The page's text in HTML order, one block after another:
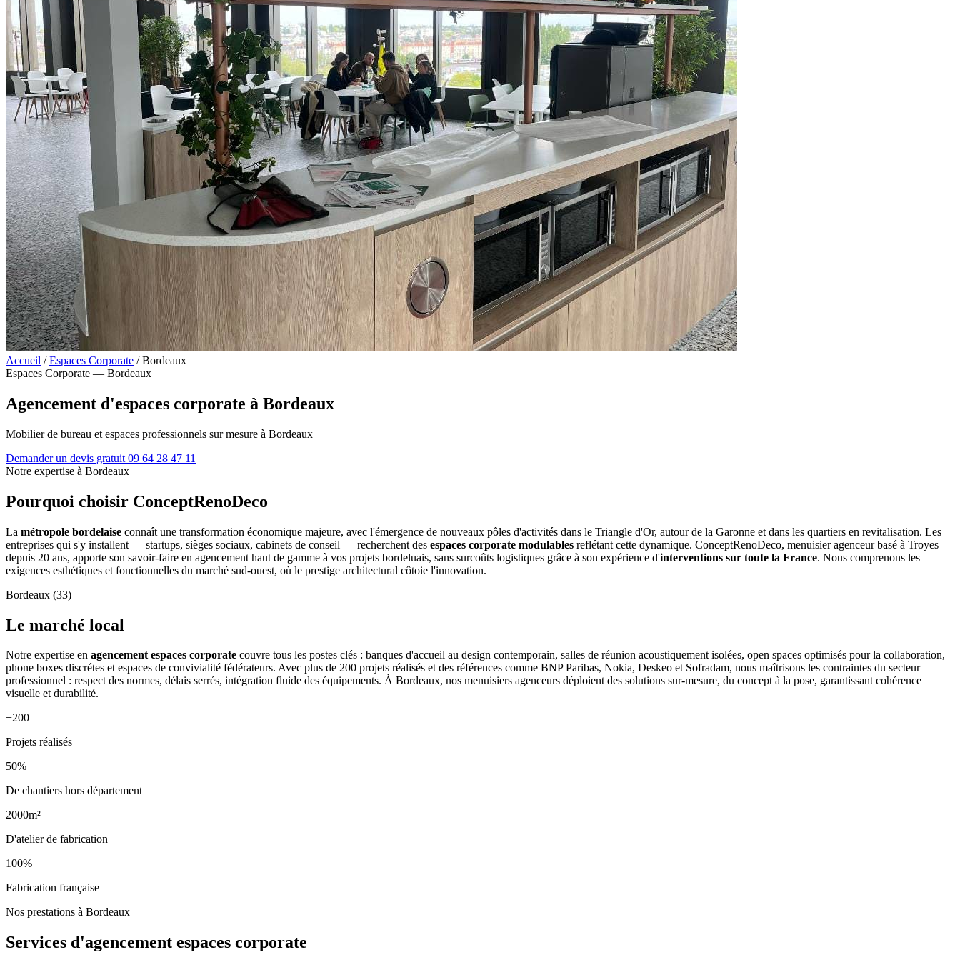
Accueil / Espaces Corporate / Bordeaux
Espaces Corporate — Bordeaux
Agencement d'espaces corporate à Bordeaux
Mobilier de bureau et espaces professionnels sur mesure à Bordeaux
Demander un devis gratuit 09 64 28 47 11
Notre expertise à Bordeaux
Pourquoi choisir ConceptRenoDeco
La métropole bordelaise connaît une transformation économique majeure, avec l'émergence de nouveaux pôles d'activités dans le Triangle d'Or, autour de la Garonne et dans les quartiers en revitalisation. Les
entreprises qui s'y installent — startups, sièges sociaux, cabinets de conseil — recherchent des espaces corporate modulables reflétant cette dynamique. ConceptRenoDeco, menuisier agenceur basé à Troyes
depuis 20 ans, apporte son savoir-faire en agencement haut de gamme à vos projets bordeluais, sans surcoûts logistiques grâce à son expérience d'interventions sur toute la France. Nous comprenons les
exigences esthétiques et fonctionnelles du marché sud-ouest, où le prestige architectural côtoie l'innovation.
Bordeaux (33)
Le marché local
Notre expertise en agencement espaces corporate couvre tous les postes clés : banques d'accueil au design contemporain, salles de réunion acoustiquement isolées, open spaces optimisés pour la collaboration,
phone boxes discrétes et espaces de convivialité fédérateurs. Avec plus de 200 projets réalisés et des références comme BNP Paribas, Nokia, Deskeo et Sofradam, nous maîtrisons les contraintes du secteur
professionnel : respect des normes, délais serrés, intégration fluide des équipements. À Bordeaux, nos menuisiers agenceurs déploient des solutions sur-mesure, du concept à la pose, garantissant cohérence
visuelle et durabilité.
+200
Projets réalisés
50%
De chantiers hors département
2000m²
D'atelier de fabrication
100%
Fabrication française
Nos prestations à Bordeaux
Services d'agencement espaces corporate